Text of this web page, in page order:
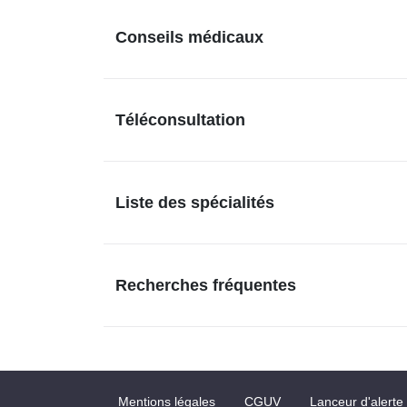
Conseils médicaux
Téléconsultation
Liste des spécialités
Recherches fréquentes
Mentions légales CGUV Lanceur d'alerte